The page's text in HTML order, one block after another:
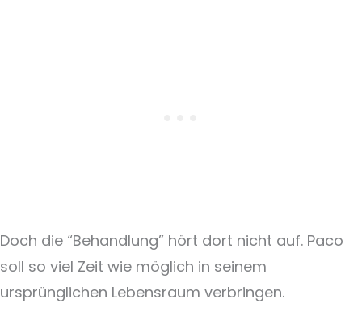
Doch die “Behandlung” hört dort nicht auf. Paco
soll so viel Zeit wie möglich in seinem
ursprünglichen Lebensraum verbringen.